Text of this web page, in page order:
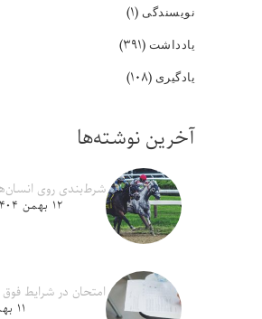
نویسندگی (۱)
یادداشت (۳۹۱)
یادگیری (۱۰۸)
آخرین نوشته‌ها
شرط‌بندی روی
۱۲ بهمن ۱۴۰۴
امتحان در شرایط
۱۱ بهمن ۱۴۰۴